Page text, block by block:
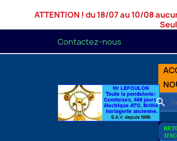
ATTENTION ! du 18/07 au 10/08
Contactez-nous
search